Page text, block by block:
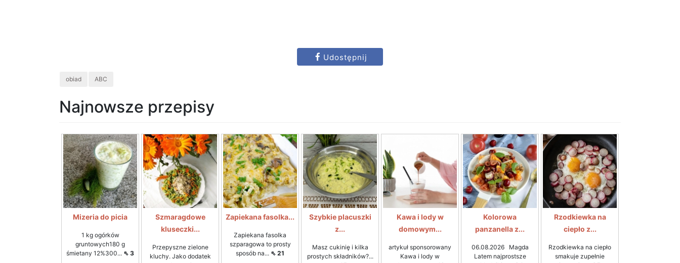
Udostępnij
obiad ABC
Najnowsze przepisy
Mizeria do picia
1 kg ogórków
gruntowych180 g
śmietany 12%300... ⇖ 3
Szmaragdowe
kluseczki...
Przepyszne zielone
kluchy. Jako dodatek
Zapiekana fasolka...
Zapiekana fasolka
szparagowa to prosty
sposób na... ⇖ 21
Szybkie placuszki
z...
Masz cukinię i kilka
prostych składników?...
Kawa i lody w
domowym...
artykuł sponsorowany
Kawa i lody w
Kolorowa
panzanella z...
06.08.2026 Magda
Latem najprostsze
Rzodkiewka na
ciepło z...
Rzodkiewka na ciepło
smakuje zupełnie